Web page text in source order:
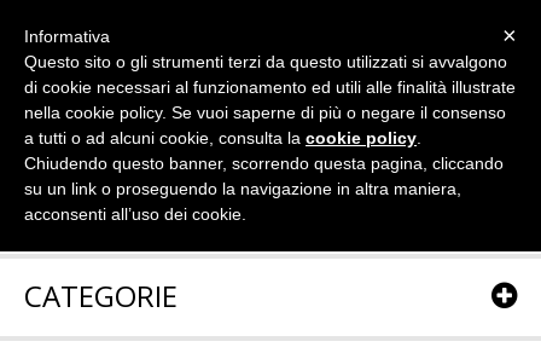
CATEGORIE
×
Informativa
Questo sito o gli strumenti terzi da questo utilizzati si avvalgono
di cookie necessari al funzionamento ed utili alle finalità illustrate
nella cookie policy. Se vuoi saperne di più o negare il consenso
a tutti o ad alcuni cookie, consulta la cookie policy
Chiudendo questo banner, scorrendo questa pagina, cliccando
su un link o proseguendo la navigazione in altra maniera,
acconsenti all’uso dei cookie.